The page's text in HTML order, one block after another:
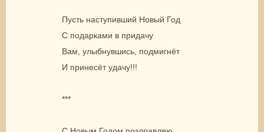
Пусть наступивший Новый Год
С подарками в придачу
Вам, улыбнувшись, подмигнёт
И принесёт удачу!!!
***